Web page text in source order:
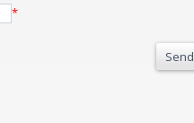
*
Send